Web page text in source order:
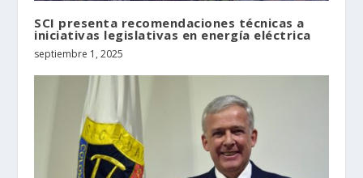
SCI presenta recomendaciones técnicas a
iniciativas legislativas en energía eléctrica
septiembre 1, 2025